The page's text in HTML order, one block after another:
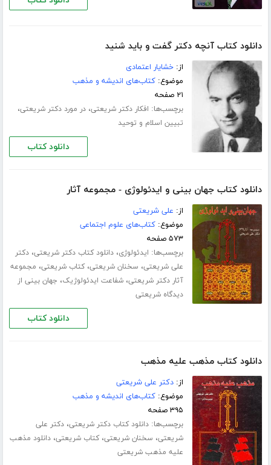
دانلود کتاب آنچه دکتر گفت و باید شنید
از:خشایار اعتمادی
موضوع:کتاب‌های اندیشه و مذهب
۲۱ صفحه
برچسب‌ها: افکار دکتر شریعتی،در مورد دکتر شریعتی،
تبیین اسلام و توحید
دانلود کتاب
دانلود کتاب جهان بینی و ایدئولوژی - مجموعه آثار
از: علی شریعتی
موضوع:کتاب‌های علوم اجتماعی
۵۷۳ صفحه
برچسب‌ها: ایدئولوژی،دانلود کتاب دکتر شریعتی،دکتر
علی شریعتی، سخنان شریعتی،کتاب شریعتی، مجموعه
آثار دکتر شریعتی،شفاعت ایدئولوژیک، جهان بینی از
دیدگاه شریعتی
دانلود کتاب
دانلود کتاب مذهب علیه مذهب
از:دکتر علی شریعتی
موضوع:کتاب‌های اندیشه و مذهب
۳۹۵ صفحه
برچسب‌ها:دانلود کتاب دکتر شریعتی،دکتر علی
شریعتی، سخنان شریعتی،کتاب شریعتی،دانلود مذهب
علیه مذهب شریعتی